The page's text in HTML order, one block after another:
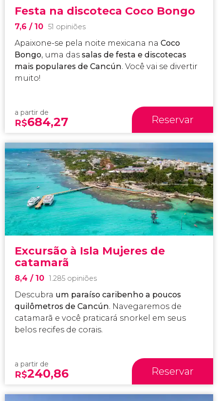
Festa na discoteca Coco Bongo
7,6 / 10 51 opiniões
Apaixone-se pela noite mexicana na Coco
Bongo, uma das salas de festa e discotecas
mais populares de Cancún. Você vai se divertir
muito!
a partir de
R$684,27 Reservar
Excursão à Isla Mujeres de
catamarã
8,4 / 10 1.285 opiniões
Descubra um paraíso caribenho a poucos
quilômetros de Cancún. Navegaremos de
catamarã e você praticará snorkel em seus
belos recifes de corais.
a partir de
R$240,86 Reservar